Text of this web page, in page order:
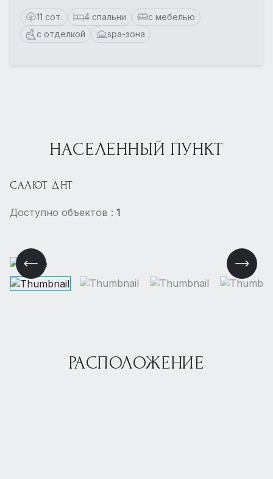
11 сот. 4 спальни
с мебелью
с отделкой
spa-зона
НАСЕЛЕННЫЙ ПУНКТ
САЛЮТ ДНТ
Доступно объектов : 1
РАСПОЛОЖЕНИЕ